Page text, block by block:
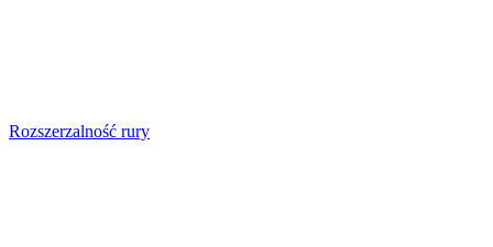
Rozszerzalność rury